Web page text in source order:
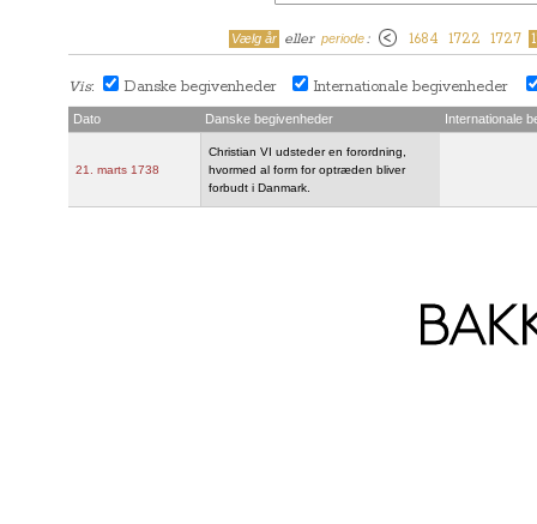
Vælg år eller periode : 1684 1722 1727
Vis: Danske begivenheder Internationale begivenheder
Dato Danske begivenheder Internationale
21. marts 1738
Christian VI udsteder en forordning,
hvormed al form for optræden bliver
forbudt i Danmark.